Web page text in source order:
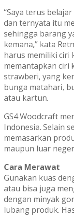
“Saya terus
dan ternyata itu
sehingga barang
kemana,” kata
harus memiliki ciri
memantapkan ciri
strawberi, yang
bunga matahari,
atau kartun.
GS4 Woodcraft
Indonesia. Selain
memasarkan
maupun luar
Cara Merawat
Gunakan kuas
atau bisa juga
dengan minyak
lubang produk.